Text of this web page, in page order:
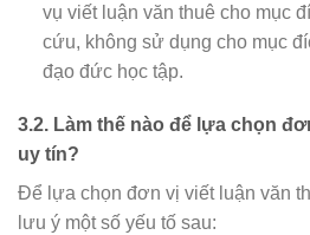
vụ viết luận văn thuê cho mục
cứu, không sử dụng cho mục
đạo đức học tập.
3.2. Làm thế nào để lựa chọn
uy tín?
Để lựa chọn đơn vị viết luận văn
lưu ý một số yếu tố sau: